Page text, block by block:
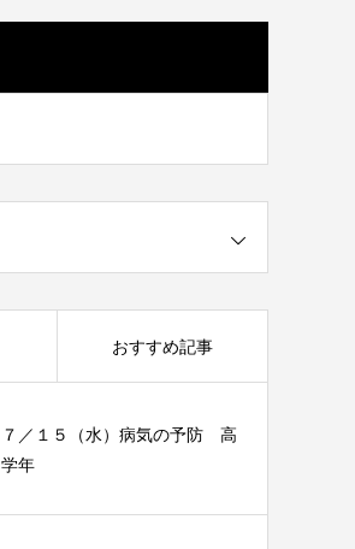
おすすめ記事
７／１５（水）病気の予防 高
学年